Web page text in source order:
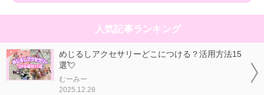
人気記事ランキング
めじるしアクセサリーどこにつける？活用方法15
選💘
むーみー
2025.12.28